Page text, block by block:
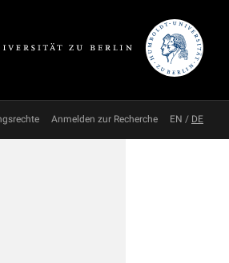
Anmelden zur Recherche EN / DE